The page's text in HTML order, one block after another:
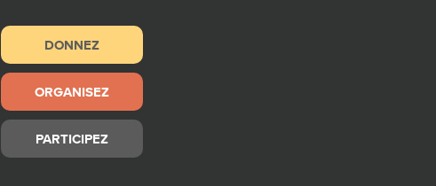
DONNEZ
ORGANISEZ
PARTICIPEZ